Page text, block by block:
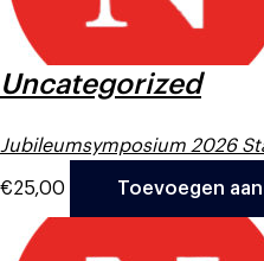
Uncategorized
Jubileumsymposium 2026
€25,00 Toevoegen